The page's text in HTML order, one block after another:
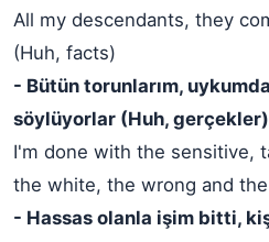
All my descendants, they
(Huh, facts)
- Bütün torunlarım,
söylüyorlar (Huh, gerçekler)
I'm done with the sensitive,
the white, the wrong and
- Hassas olanla işim bitti,